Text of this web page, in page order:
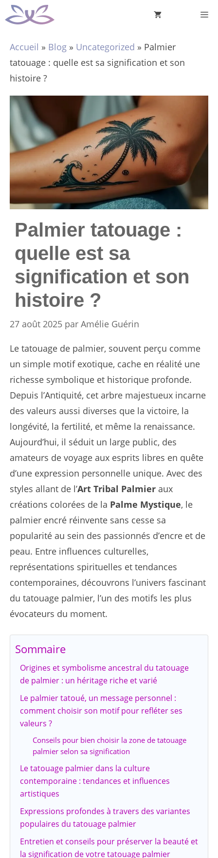
Aller
au
Accueil » Blog » Uncategorized » Palmier
tatouage : quelle est sa signification et son
histoire ?
Palmier tatouage :
quelle est sa
signification et son
histoire ?
27 août 2025 par Amélie Guérin
Le tatouage de palmier, souvent perçu comme
un simple motif exotique, cache en réalité une
richesse symbolique et historique profonde.
Depuis l’Antiquité, cet arbre majestueux incarne
des valeurs aussi diverses que la victoire, la
longévité, la fertilité, et même la renaissance.
Aujourd’hui, il séduit un large public, des
amateurs de voyage aux esprits libres en quête
d’une expression personnelle unique. Avec des
styles allant de l’Art Tribal Palmier aux
créations colorées de la Palme Mystique, le
palmier encré réinvente sans cesse sa
popularité au sein des passionnés d’encre et de
peau. Entre influences culturelles,
représentations spirituelles et tendances
contemporaines, découvrons l’univers fascinant
du tatouage palmier, l’un des motifs les plus
évocateurs du moment.
Sommaire
Origines et symbolisme ancestral du tatouage
de palmier : un héritage riche et varié
Le palmier tatoué, un message personnel :
comment choisir son motif pour refléter ses
valeurs ?
Conseils pour bien choisir la zone de tatouage
palmier selon sa signification
Le tatouage palmier dans la culture
contemporaine : tendances et influences
artistiques
Expressions profondes à travers des variantes
populaires du tatouage palmier
Entretien et conseils pour préserver la beauté et
la signification de votre tatouage palmier